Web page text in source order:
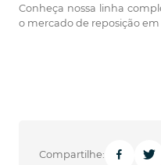
Conheça nossa linha
o mercado de reposição em
Compartilhe: